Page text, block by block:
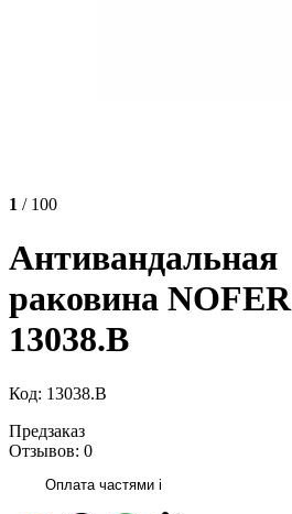
1 / 100
Антивандальная
раковина NOFER
13038.В
Код: 13038.В
Предзаказ
Отзывов: 0
Оплата частями i